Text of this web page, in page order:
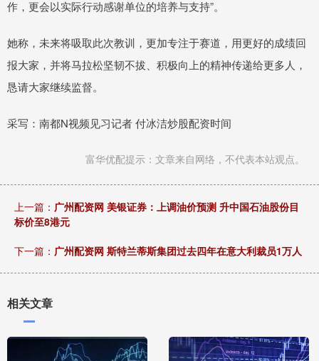
作，更会以实际行动感谢单位的培养与支持”。
她称，未来将吸取此次教训，更加专注于赛道，用更好的成绩回
报大家，并将马拉松坚韧不拔、积极向上的精神传递给更多人，
恳请大家继续监督。
采写：南都N视频见习记者 付冰洁炒股配资时间
富华优配提示：文章来自网络，不代表本站观点。
上一篇： 广州配资网 美银证券：上调油价预测 升中国石油股份目
标价至8港元
下一篇： 广州配资网 斯特兰蒂斯集团过去四年在意大利裁员1万人
相关文章